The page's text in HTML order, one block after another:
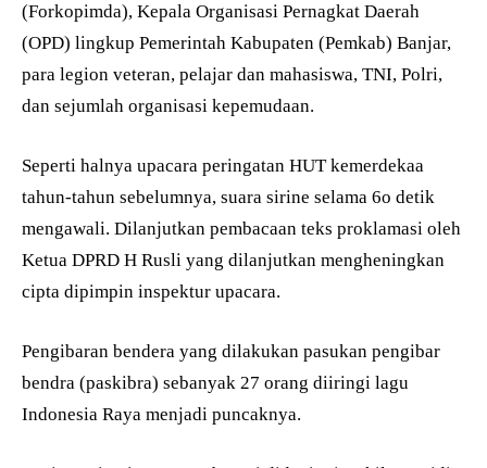
(Forkopimda), Kepala Organisasi Pernagkat Daerah
(OPD) lingkup Pemerintah Kabupaten (Pemkab) Banjar,
para legion veteran, pelajar dan mahasiswa, TNI, Polri,
dan sejumlah organisasi kepemudaan.
Seperti halnya upacara peringatan HUT kemerdekaa
tahun-tahun sebelumnya, suara sirine selama 6o detik
mengawali. Dilanjutkan pembacaan teks proklamasi oleh
Ketua DPRD H Rusli yang dilanjutkan mengheningkan
cipta dipimpin inspektur upacara.
Pengibaran bendera yang dilakukan pasukan pengibar
bendra (paskibra) sebanyak 27 orang diiringi lagu
Indonesia Raya menjadi puncaknya.